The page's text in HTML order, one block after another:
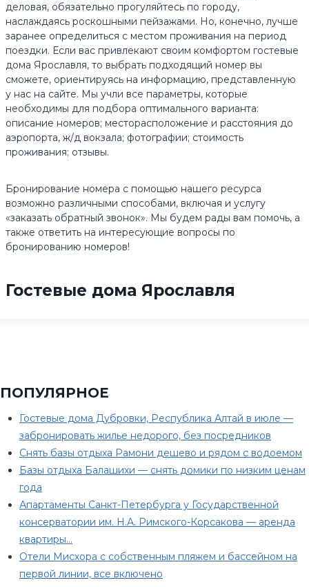
деловая, обязательно прогуляйтесь по городу,
наслаждаясь роскошными пейзажами. Но, конечно, лучше
заранее определиться с местом проживания на период
поездки. Если вас привлекают своим комфортом гостевые
дома Ярославля, то выбрать подходящий номер вы
сможете, ориентируясь на информацию, представленную
у нас на сайте. Мы учли все параметры, которые
необходимы для подбора оптимального варианта:
описание номеров; месторасположение и расстояния до
аэропорта, ж/д вокзала; фотографии; стоимость
проживания; отзывы.
Бронирование номера с помощью нашего ресурса
возможно различными способами, включая и услугу
«заказать обратный звонок». Мы будем рады вам помочь, а
также ответить на интересующие вопросы по
бронированию номеров!
Гостевые дома Ярославля
ПОПУЛЯРНОЕ
Гостевые дома Дубровки, Республика Алтай в июле —
забронировать жилье недорого, без посредников
Снять базы отдыха Рамони дешево и рядом с водоемом
Базы отдыха Балашихи — снять домики по низким ценам
года
Апартаменты Санкт-Петербурга у Государственной
консерватории им. Н.А. Римского-Корсакова — аренда
квартиры…
Отели Мисхора с собственным пляжем и бассейном на
первой линии, все включено